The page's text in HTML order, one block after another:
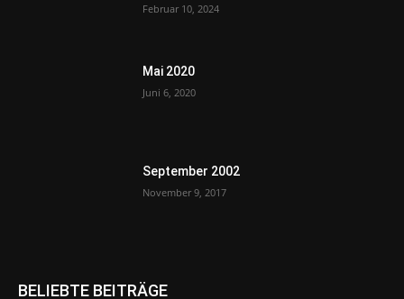
Februar 10, 2024
Mai 2020
Juni 6, 2020
September 2002
November 9, 2017
BELIEBTE BEITRÄGE